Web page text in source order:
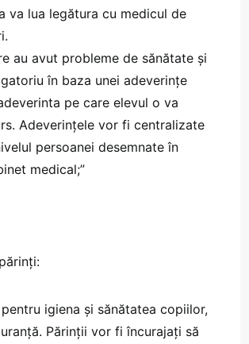
va lua legătura cu medicul de
au avut probleme de sănătate şi
în baza unei adeverinţe
pe care elevul o va
Adeverinţele vor fi centralizate
persoanei desemnate în
medical;”
igiena şi sănătatea copiilor,
Părinţii vor fi încurajaţi să